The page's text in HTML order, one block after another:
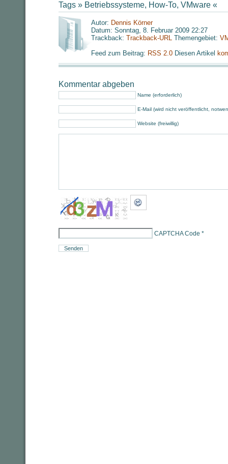
Tags » Betriebssysteme, How-To, VMware «
Autor: Dennis Körner
Datum: Sonntag, 8. Februar 2009 22:27
Trackback: Trackback-URL Themengebiet:
Feed zum Beitrag: RSS 2.0 Diesen Artikel
Kommentar abgeben
Name (erforderlich)
E-Mail (wird nicht veröffentlicht,
Website (freiwillig)
CAPTCHA Code *